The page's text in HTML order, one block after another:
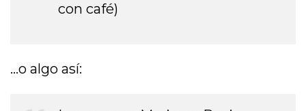
con café)
…o algo así: